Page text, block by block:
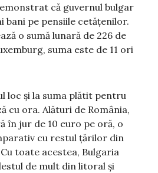
că guvernul bulgar
bani pe pensiile cetățenilor.
o sumă lunară de 226 de
suma este de 11 ori
loc și la suma plătit pentru
cu ora. Alături de România,
în jur de 10 euro pe oră, o
cu restul țărilor din
toate acestea, Bulgaria
de mult din litoral și